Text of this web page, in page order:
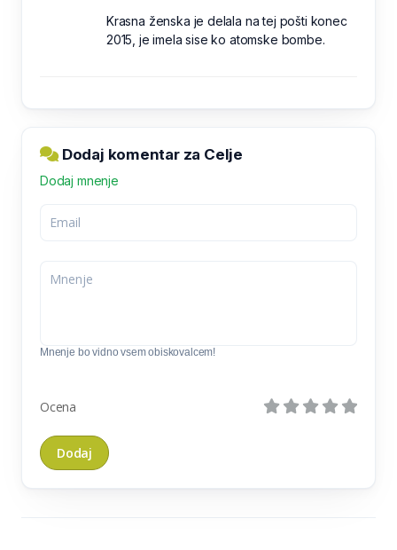
Krasna ženska je delala na tej pošti konec
2015, je imela sise ko atomske bombe.
Dodaj komentar za Celje
Dodaj mnenje
Mnenje bo vidno vsem obiskovalcem!
Ocena